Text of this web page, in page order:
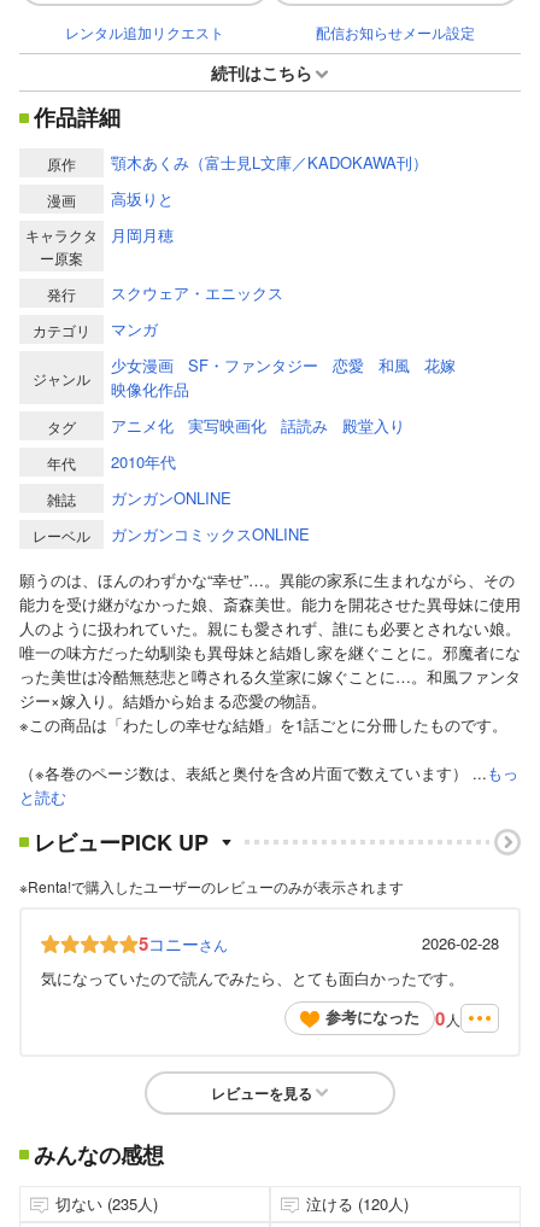
レンタル追加リクエスト 配信お知らせメール設定
続刊はこちら
作品詳細
原作 顎木あくみ（富士見L文庫／KADOKAWA刊）
漫画 高坂りと
キャラクタ
ー原案
月岡月穂
発行 スクウェア・エニックス
カテゴリ マンガ
ジャンル
少女漫画 SF・ファンタジー 恋愛 和風
花嫁
映像化作品
タグ アニメ化 実写映画化 話読み 殿堂入り
年代 2010年代
雑誌 ガンガンONLINE
レーベル
ガンガンコミックスONLINE
願うのは、ほんのわずかな“幸せ”…。異能の家系に生まれながら、その
能力を受け継がなかった娘、斎森美世。能力を開花させた異母妹に使用
人のように扱われていた。親にも愛されず、誰にも必要とされない娘。
唯一の味方だった幼馴染も異母妹と結婚し家を継ぐことに。邪魔者にな
った美世は冷酷無慈悲と噂される久堂家に嫁ぐことに…。和風ファンタ
ジー×嫁入り。結婚から始まる恋愛の物語。
※この商品は「わたしの幸せな結婚」を1話ごとに分冊したものです。
（※各巻のページ数は、表紙と奥付を含め片面で数えています） ...もっ
と読む
レビューPICK UP
※Renta!で購入したユーザーのレビューのみが表示されます
5コニーさん
2026-02-28
気になっていたので読んでみたら、とても面白かったです。
参考になった
0 人
レビューを見る
みんなの感想
切ない (235人)
泣ける (120人)